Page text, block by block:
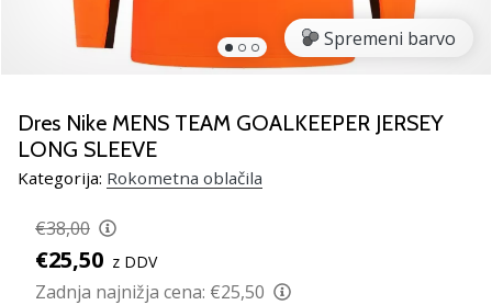
rokomentske
copate
NITRO
SQD
5!
Odkrivaj
novosti
in
ugotovi,
Spremeni barvo
Dres Nike MENS TEAM GOALKEEPER JERSEY
LONG SLEEVE
Kategorija: Rokometna oblačila
€38,00
€25,50 z DDV
Zadnja najnižja cena: €25,50